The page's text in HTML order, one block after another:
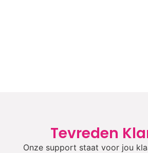
Tevreden
Onze support staat voor jou